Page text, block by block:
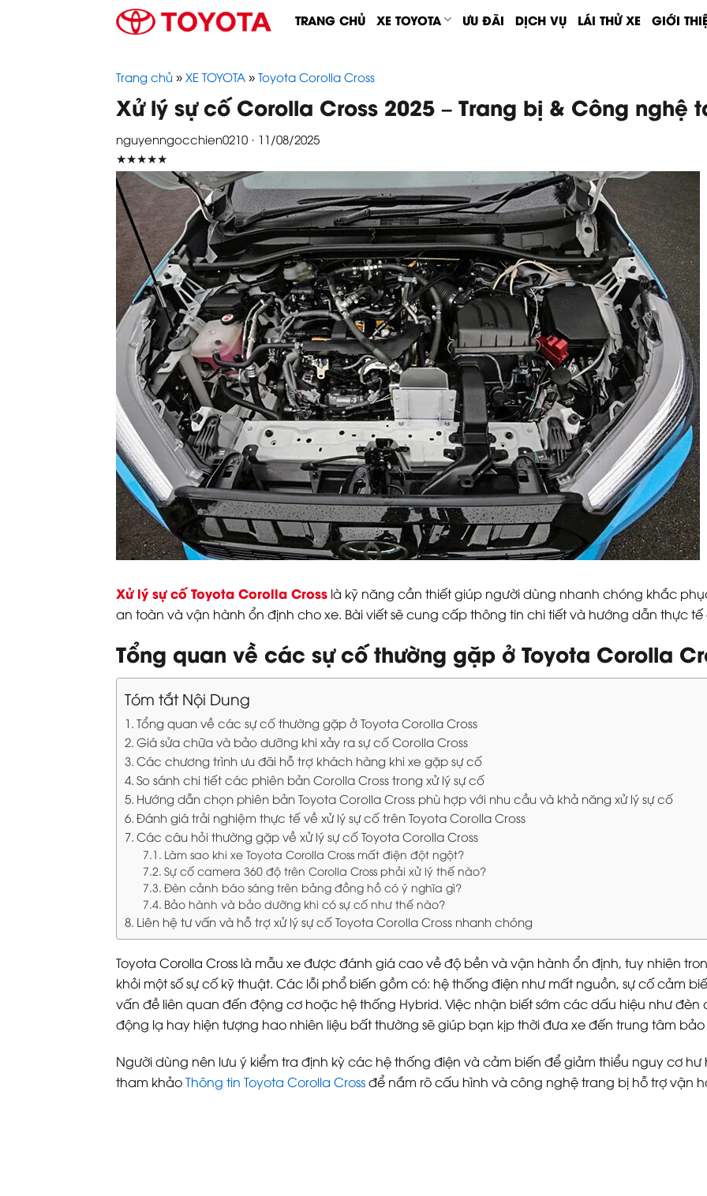
TRANG CHỦ XE TOYOTA ƯU ĐÃI DỊCH VỤ LÁI THỬ XE GIỚI
Trang chủ » XE TOYOTA » Toyota Corolla Cross
Xử lý sự cố Corolla Cross 2025 – Trang bị & Công nghệ
nguyenngocchien0210 · 11/08/2025
★★★★★
Xử lý sự cố Toyota Corolla Cross là kỹ năng cần thiết giúp người dùng nhanh chóng khắc
an toàn và vận hành ổn định cho xe. Bài viết sẽ cung cấp thông tin chi tiết và hướng dẫn thực
Tổng quan về các sự cố thường gặp ở Toyota Corolla
Tóm tắt Nội Dung
Tổng quan về các sự cố thường gặp ở Toyota Corolla Cross
Giá sửa chữa và bảo dưỡng khi xảy ra sự cố Corolla Cross
Các chương trình ưu đãi hỗ trợ khách hàng khi xe gặp sự cố
So sánh chi tiết các phiên bản Corolla Cross trong xử lý sự cố
Hướng dẫn chọn phiên bản Toyota Corolla Cross phù hợp với nhu cầu và khả năng xử lý sự cố
Đánh giá trải nghiệm thực tế về xử lý sự cố trên Toyota Corolla Cross
Các câu hỏi thường gặp về xử lý sự cố Toyota Corolla Cross
Làm sao khi xe Toyota Corolla Cross mất điện đột ngột?
Sự cố camera 360 độ trên Corolla Cross phải xử lý thế nào?
Đèn cảnh báo sáng trên bảng đồng hồ có ý nghĩa gì?
Bảo hành và bảo dưỡng khi có sự cố như thế nào?
Liên hệ tư vấn và hỗ trợ xử lý sự cố Toyota Corolla Cross nhanh chóng
Toyota Corolla Cross là mẫu xe được đánh giá cao về độ bền và vận hành ổn định, tuy nhiên
khỏi một số sự cố kỹ thuật. Các lỗi phổ biến gồm có: hệ thống điện như mất nguồn, sự cố cảm
vấn đề liên quan đến động cơ hoặc hệ thống Hybrid. Việc nhận biết sớm các dấu hiệu như
động lạ hay hiện tượng hao nhiên liệu bất thường sẽ giúp bạn kịp thời đưa xe đến trung tâm
Người dùng nên lưu ý kiểm tra định kỳ các hệ thống điện và cảm biến để giảm thiểu nguy cơ
tham khảoThông tin Toyota Corolla Crossđể nắm rõ cấu hình và công nghệ trang bị hỗ trợ vận